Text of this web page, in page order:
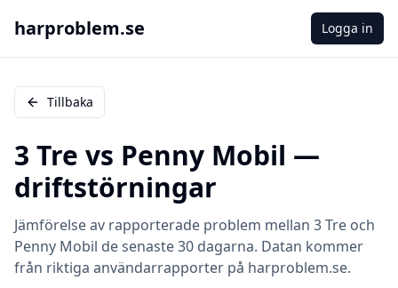
harproblem.se Logga in
Tillbaka
3 Tre vs Penny Mobil —
driftstörningar
Jämförelse av rapporterade problem mellan 3 Tre och
Penny Mobil de senaste 30 dagarna. Datan kommer
från riktiga användarrapporter på harproblem.se.